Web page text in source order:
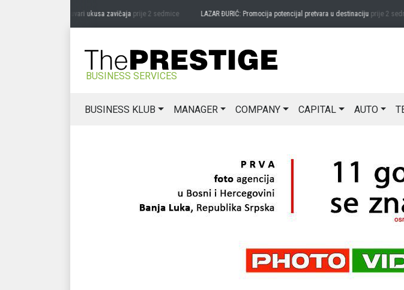
MIĆANOVIĆ: Čuvari ukusa zavičajaprije 2 sedmice LAZAR ĐURIĆ: Promocija potencijal pretvara u destinacijuprije 2 sedmice
BUSINESS SERVICES
BUSINESS KLUB MANAGER COMPANY CAPITAL AUTO